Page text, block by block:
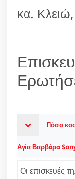
κα. Κλειώ,
Πόσο
Αγία Βαρβάρα
Οι επισκευές